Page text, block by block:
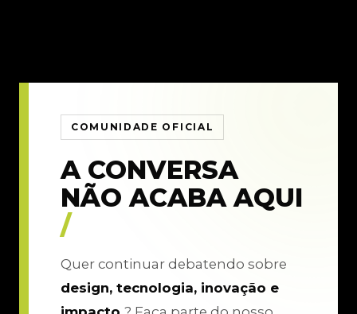
COMUNIDADE OFICIAL
A CONVERSA
NÃO ACABA AQUI
/
Quer continuar debatendo sobre
design, tecnologia, inovação e